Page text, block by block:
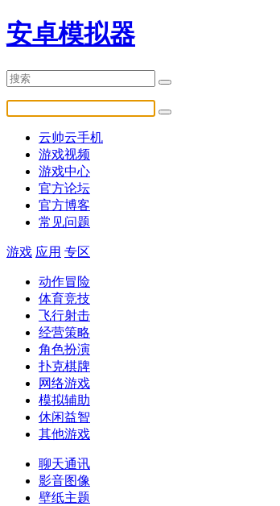
安卓模拟器
云帅云手机
游戏视频
游戏中心
官方论坛
官方博客
常见问题
游戏 应用 专区
动作冒险
体育竞技
飞行射击
经营策略
角色扮演
扑克棋牌
网络游戏
模拟辅助
休闲益智
其他游戏
聊天通讯
影音图像
壁纸主题